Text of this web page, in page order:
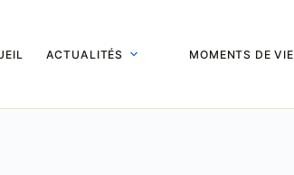
ACTUALITÉS MOMENTS DE VIE